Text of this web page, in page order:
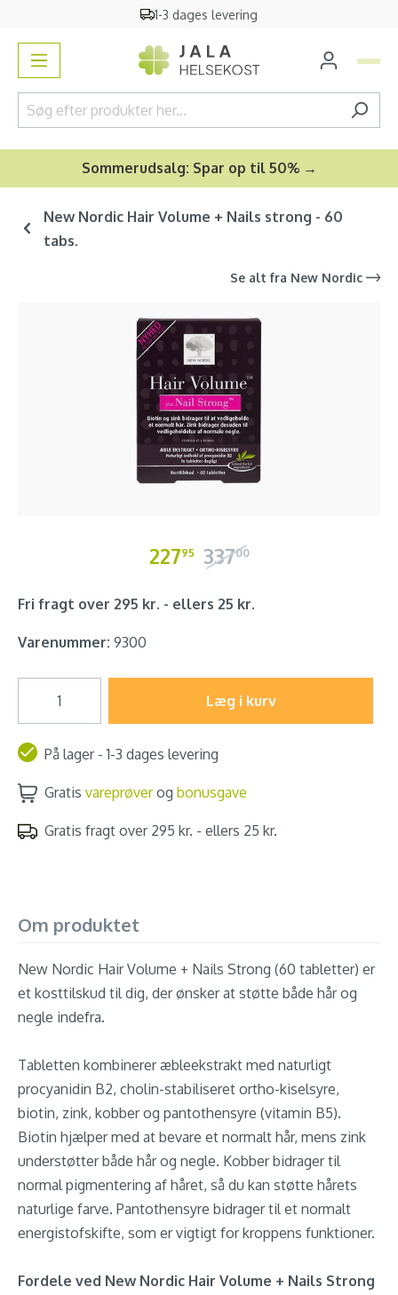
1-3 dages levering
Sommerudsalg: Spar op til 50% →
New Nordic Hair Volume + Nails strong - 60
tabs.
Se alt fra New Nordic
22795 33700
Fri fragt over 295 kr. - ellers 25 kr.
Varenummer: 9300
Læg i kurv
På lager - 1-3 dages levering
Gratis vareprøverog bonusgave
Gratis fragt over 295 kr. - ellers 25 kr.
Om produktet
New Nordic Hair Volume + Nails Strong (60 tabletter) er
et kosttilskud til dig, der ønsker at støtte både hår og
negle indefra.
Tabletten kombinerer æbleekstrakt med naturligt
procyanidin B2, cholin-stabiliseret ortho-kiselsyre,
biotin, zink, kobber og pantothensyre (vitamin B5).
Biotin hjælper med at bevare et normalt hår, mens zink
understøtter både hår og negle. Kobber bidrager til
normal pigmentering af håret, så du kan støtte hårets
naturlige farve. Pantothensyre bidrager til et normalt
energistofskifte, som er vigtigt for kroppens funktioner.
Fordele ved New Nordic Hair Volume + Nails Strong